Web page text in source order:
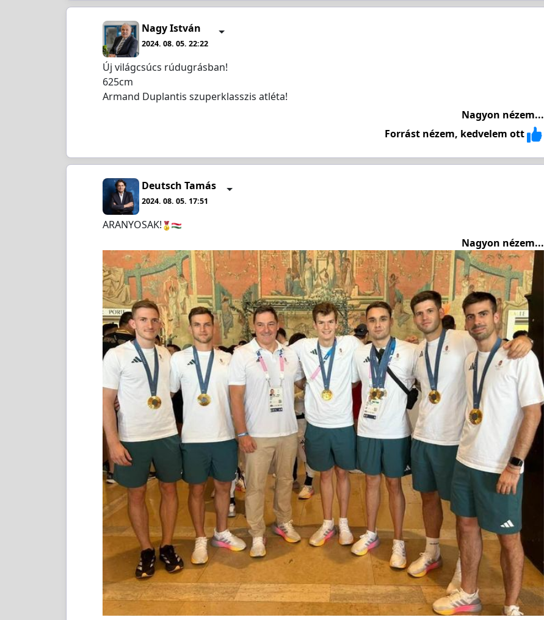
Nagy István
2024. 08. 05. 22:22
Új világcsúcs rúdugrásban!
625cm
Armand Duplantis szuperklasszis atléta!
Nagyon nézem...
Forrást nézem, kedvelem ott
Deutsch Tamás
2024. 08. 05. 17:51
ARANYOSAK!
Nagyon nézem...